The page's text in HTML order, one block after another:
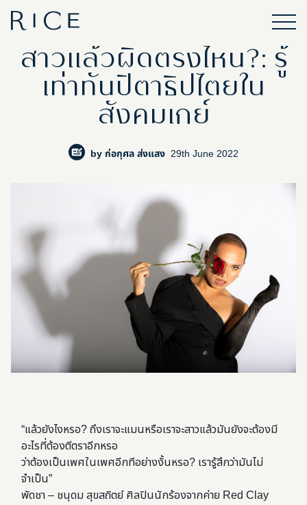
สาวแล้วผิดตรงไหน?: รู้
เท่าทันปิตาธิปไตยใน
สังคมเกย์
byก่อกุศล ส่งแสง 29th June 2022
“แล้วยังไงหรอ? ถึงเราจะแมนหรือเราจะสาวแล้วมันยังจะต้องมี
อะไรที่ต้องตีตราอีกหรอ
ว่าต้องเป็นเพศในเพศอีกทีอย่างงั้นหรอ? เรารู้สึกว่ามันไม่
จำเป็น”
พัดชา – ชนุดม สุขสถิตย์ ศิลปินนักร้องจากค่าย Red Clay